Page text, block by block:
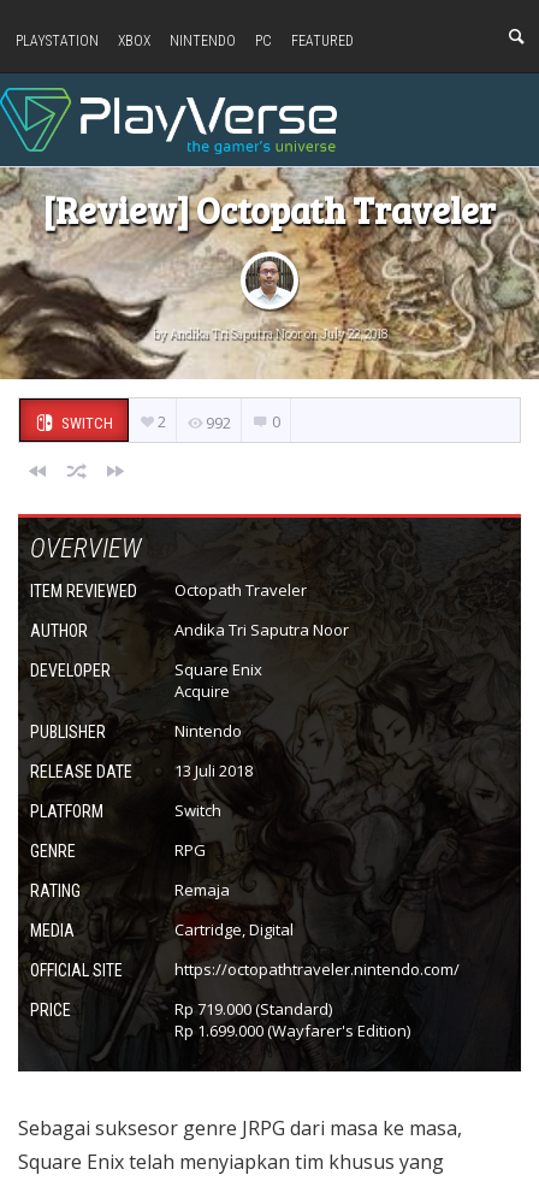
PLAYSTATION XBOX NINTENDO PC FEATURED
[Review] Octopath Traveler
byAndika Tri Saputra Nooron July 22, 2018
SWITCH 2 992 0
OVERVIEW
ITEM REVIEWED Octopath Traveler
AUTHOR Andika Tri Saputra Noor
DEVELOPER
Square Enix
Acquire
PUBLISHER Nintendo
RELEASE DATE 13 Juli 2018
PLATFORM Switch
GENRE RPG
RATING Remaja
MEDIA Cartridge, Digital
OFFICIAL SITE https://octopathtraveler.nintendo.com/
PRICE
Rp 719.000 (Standard)
Rp 1.699.000 (Wayfarer's Edition)
Sebagai suksesor genre JRPG dari masa ke masa,
Square Enix telah menyiapkan tim khusus yang